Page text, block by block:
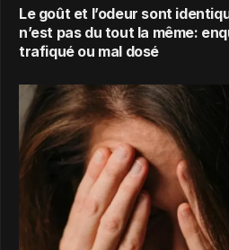
Le goût et l’odeur sont
n’est pas du tout la même:
trafiqué ou mal dosé